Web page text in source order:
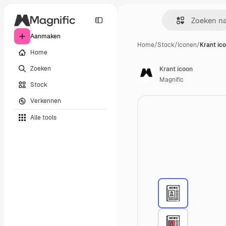
Aanmaken
Home
Zoeken
Stock
Verkennen
Alle tools
Home/Stock/Iconen/Krant
Krant icoon
Magnific